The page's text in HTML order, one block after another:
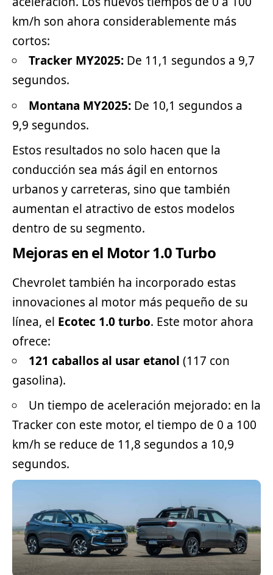
km/h son ahora considerablemente más
cortos:
Tracker MY2025: De 11,1 segundos a 9,7
segundos.
Montana MY2025: De 10,1 segundos a
9,9 segundos.
Estos resultados no solo hacen que la
conducción sea más ágil en entornos
urbanos y carreteras, sino que también
aumentan el atractivo de estos modelos
dentro de su segmento.
Mejoras en el Motor 1.0 Turbo
Chevrolet también ha incorporado estas
innovaciones al motor más pequeño de su
línea, el Ecotec 1.0 turbo. Este motor ahora
ofrece:
121 caballos al usar etanol (117 con
gasolina).
Un tiempo de aceleración mejorado: en la
Tracker con este motor, el tiempo de 0 a 100
km/h se reduce de 11,8 segundos a 10,9
segundos.